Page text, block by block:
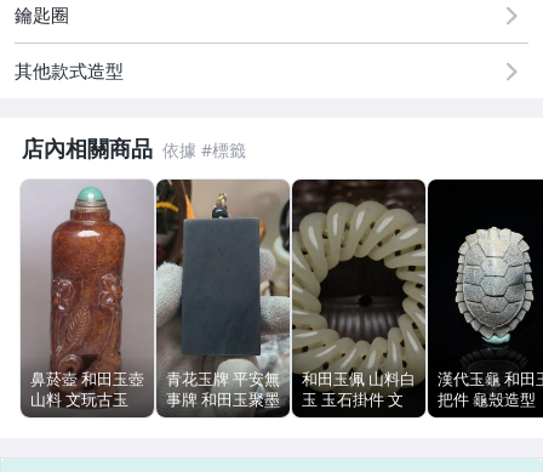
偶像、球員卡與郵幣
鑰匙圈
其他款式造型
店內相關商品
鼻菸壺 和田玉壺
山料 文玩古玉
老料包漿 111g
青花玉牌 平安無
事牌 和田玉聚墨
六刀雕刻 山料
和田玉佩 山料白
玉 玉石掛件 文
玩古玉 5.5cm
漢代玉龜 和田
把件 龜殼造型
灰白沁色 包漿